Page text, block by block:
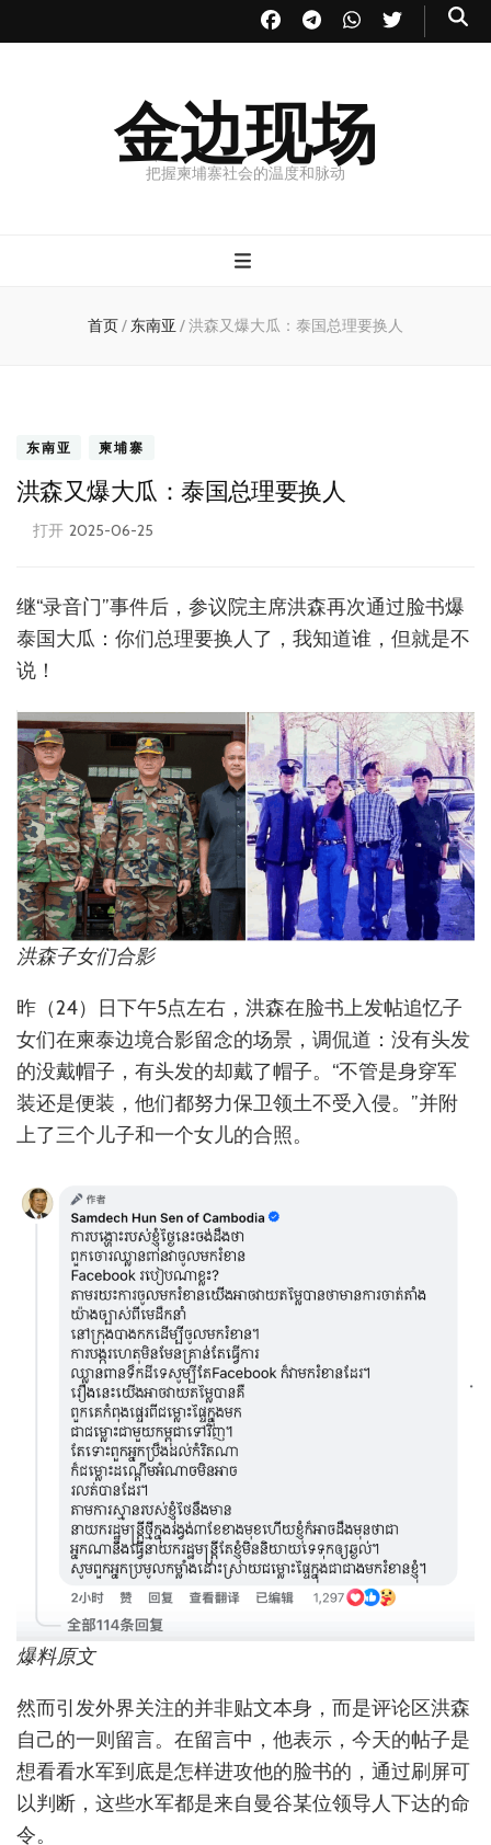
金边现场
把握柬埔寨社会的温度和脉动
首页/ 东南亚 /洪森又爆大瓜：泰国总理要换人
东南亚 柬埔寨
洪森又爆大瓜：泰国总理要换人
打开 2025-06-25
继“录音门”事件后，参议院主席洪森再次通过脸书爆
泰国大瓜：你们总理要换人了，我知道谁，但就是不
说！
洪森子女们合影
昨（24）日下午5点左右，洪森在脸书上发帖追忆子
女们在柬泰边境合影留念的场景，调侃道：没有头发
的没戴帽子，有头发的却戴了帽子。“不管是身穿军
装还是便装，他们都努力保卫领土不受入侵。”并附
上了三个儿子和一个女儿的合照。
爆料原文
然而引发外界关注的并非贴文本身，而是评论区洪森
自己的一则留言。在留言中，他表示，今天的帖子是
想看看水军到底是怎样进攻他的脸书的，通过刷屏可
以判断，这些水军都是来自曼谷某位领导人下达的命
令。